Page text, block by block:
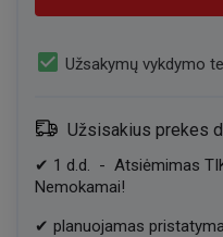
check_box Užsakymų vykdymo
Užsisakius prekes
✔ 1 d.d. - Atsiėmimas
Nemokamai!
✔ planuojamas